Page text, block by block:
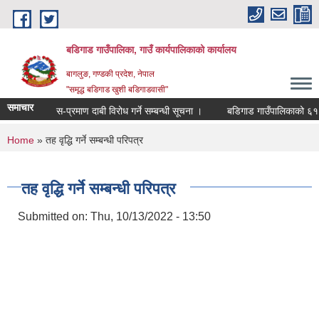
Skip to main content
बडिगाड गाउँपालिका, गाउँ कार्यपालिकाको कार्यालय
बागलुङ, गण्डकी प्रदेश, नेपाल
"समृद्ध बडिगाड खुशी बडिगाडवासी"
समाचार स-प्रमाण दाबी विरोध गर्ने सम्बन्धी सूचना । बडिगाड गाउँपालिकाको
You are here
Home » तह वृद्धि गर्ने सम्बन्धी परिपत्र
तह वृद्धि गर्ने सम्बन्धी परिपत्र
Submitted on: Thu, 10/13/2022 - 13:50